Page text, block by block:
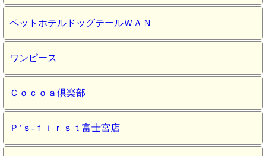
ペットホテルドッグテールＷＡＮ
ワンピース
Ｃｏｃｏａ倶楽部
Ｐ’ｓ‐ｆｉｒｓｔ富士宮店